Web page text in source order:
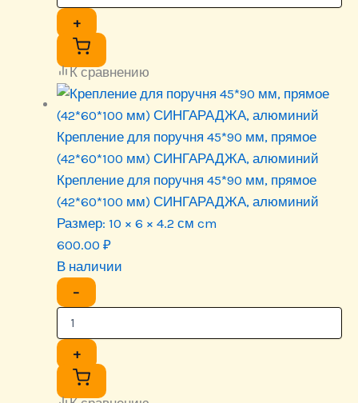
+
К сравнению
Крепление для поручня 45*90 мм, прямое
(42*60*100 мм) СИНГАРАДЖА, алюминий
Крепление для поручня 45*90 мм, прямое
(42*60*100 мм) СИНГАРАДЖА, алюминий
Размер: 10 × 6 × 4.2 см cm
600.00 ₽
В наличии
−
+